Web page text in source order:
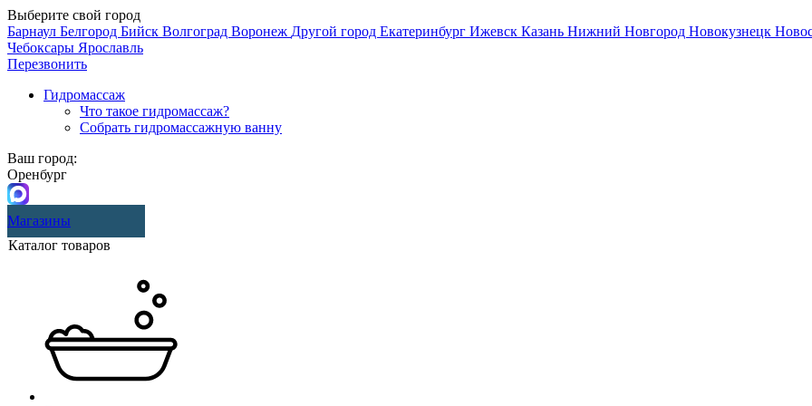
Выберите свой город
Барнаул Белгород Бийск Волгоград Воронеж Другой город Екатеринбург Ижевск Казань Нижний Новгород Новокузнецк
Чебоксары Ярославль
Перезвонить
Гидромассаж
Что такое гидромассаж?
Собрать гидромассажную ванну
Ваш город:
Оренбург
Магазины
Каталог товаров